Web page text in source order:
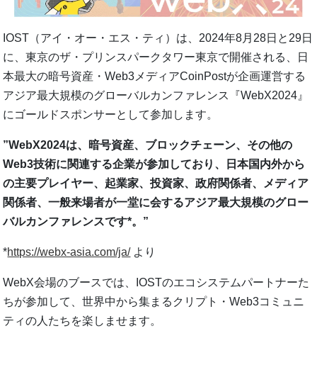
IOST（アイ・オー・エス・ティ）は、2024年8月28日と29日
に、東京のザ・プリンスパークタワー東京で開催される、日
本最大の暗号資産・Web3メディアCoinPostが企画運営する
アジア最大規模のグローバルカンファレンス『WebX2024』
にゴールドスポンサーとして参加します。
”WebX2024は、暗号資産、ブロックチェーン、その他の
Web3技術に関連する企業が参加しており、日本国内外から
の主要プレイヤー、起業家、投資家、政府関係者、メディア
関係者、一般来場者が一堂に会するアジア最大規模のグロー
バルカンファレンスです*。”
*https://webx-asia.com/ja/ より
WebX会場のブースでは、IOSTのエコシステムパートナーた
ちが参加して、世界中から集まるクリプト・Web3コミュニ
ティの人たちを楽しませます。